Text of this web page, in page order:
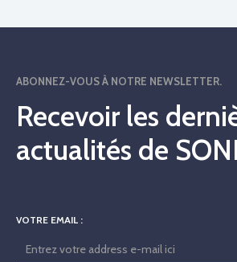
ABONNEZ-VOUS À NOTRE NEWSLETTER.
Recevoir les
actualités de
VOTRE EMAIL :